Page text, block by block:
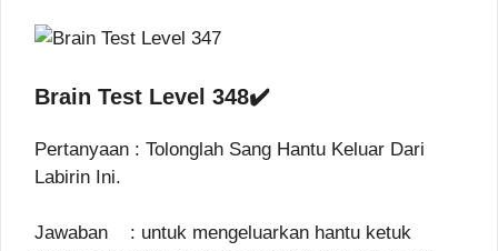
Brain Test Level 348✔️
Pertanyaan : Tolonglah Sang Hantu Keluar Dari
Labirin Ini.
Jawaban : untuk mengeluarkan hantu ketuk